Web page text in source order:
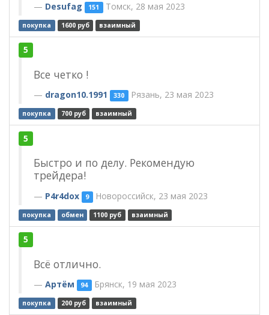
Desufag 151 Томск, 28 мая 2023
покупка 1600 руб взаимный
5
Все четко !
dragon10.1991 330 Рязань, 23 мая 2023
покупка 700 руб взаимный
5
Быстро и по делу. Рекомендую
трейдера!
P4r4dox 9 Новороссийск, 23 мая 2023
покупка обмен 1100 руб взаимный
5
Всё отлично.
Артëм 94 Брянск, 19 мая 2023
покупка 200 руб взаимный